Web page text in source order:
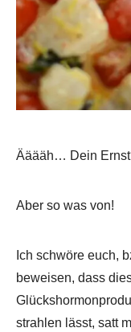
Ääääh… Dein
Aber so was von!
Ich schwöre euch,
beweisen, dass
strahlen lässt, satt